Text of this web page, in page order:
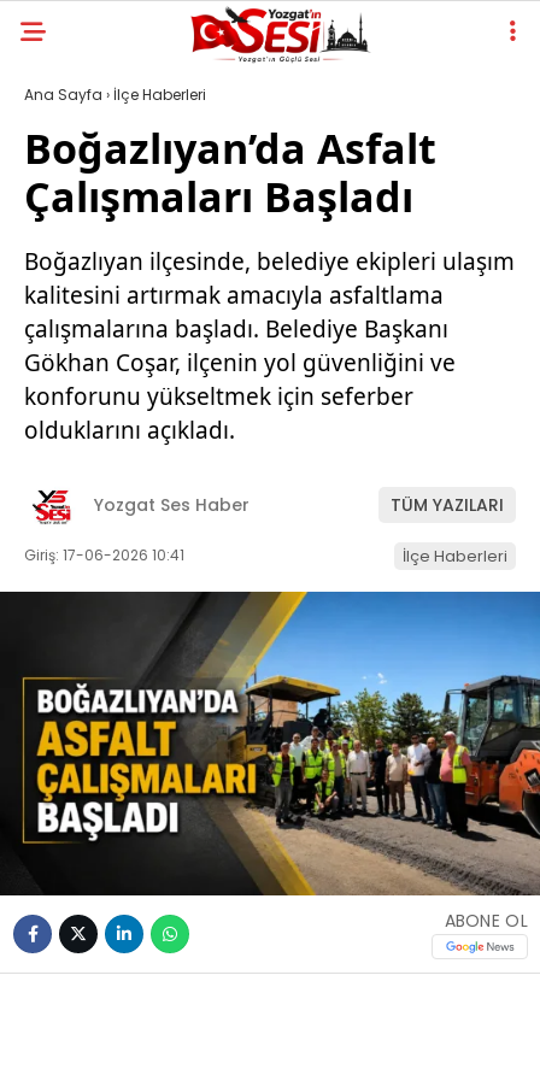
Ana Sayfa › İlçe Haberleri
Boğazlıyan’da Asfalt
Çalışmaları Başladı
Boğazlıyan ilçesinde, belediye ekipleri ulaşım
kalitesini artırmak amacıyla asfaltlama
çalışmalarına başladı. Belediye Başkanı
Gökhan Coşar, ilçenin yol güvenliğini ve
konforunu yükseltmek için seferber
olduklarını açıkladı.
Yozgat Ses Haber TÜM YAZILARI
Giriş: 17-06-2026 10:41 İlçe Haberleri
ABONE OL